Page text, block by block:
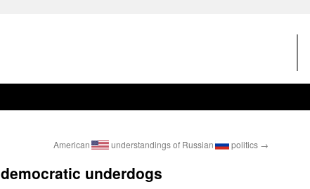
American understandings of Russian politics →
democratic underdogs